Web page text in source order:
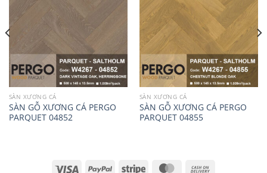
SÀN XƯƠNG CÁ
SÀN GỖ XƯƠNG CÁ PERGO
PARQUET 04852
wishlist
SÀN XƯƠNG CÁ
SÀN GỖ XƯƠNG CÁ PERGO
PARQUET 04855